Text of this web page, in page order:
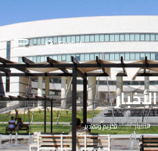
English
الأخبار
الأخبار تكريم وتقدير